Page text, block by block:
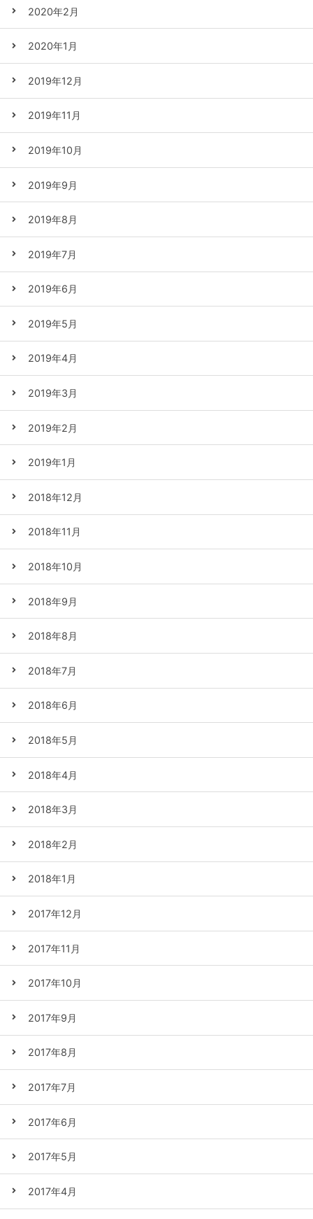
2020年2月
2020年1月
2019年12月
2019年11月
2019年10月
2019年9月
2019年8月
2019年7月
2019年6月
2019年5月
2019年4月
2019年3月
2019年2月
2019年1月
2018年12月
2018年11月
2018年10月
2018年9月
2018年8月
2018年7月
2018年6月
2018年5月
2018年4月
2018年3月
2018年2月
2018年1月
2017年12月
2017年11月
2017年10月
2017年9月
2017年8月
2017年7月
2017年6月
2017年5月
2017年4月